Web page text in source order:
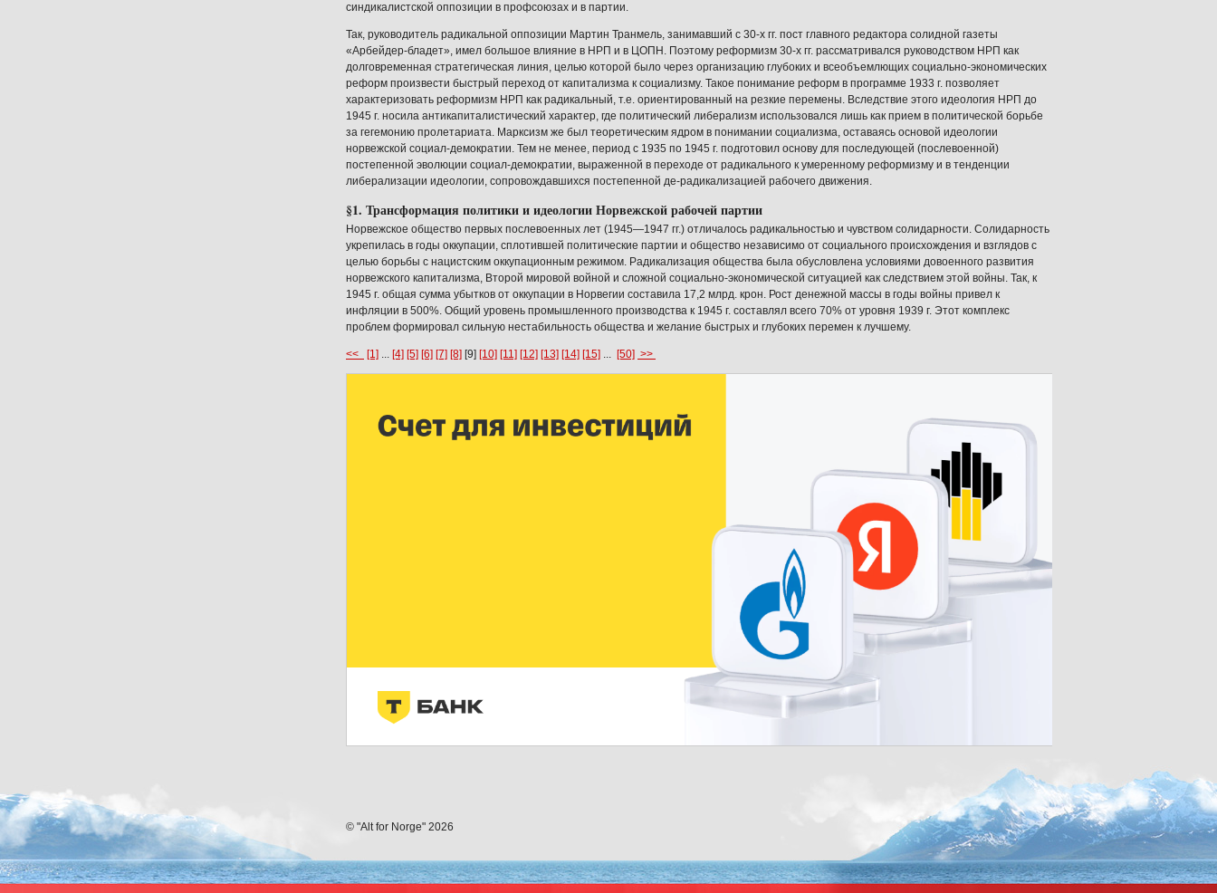
синдикалистской оппозиции в профсоюзах и в партии.
Так, руководитель радикальной оппозиции Мартин Транмель, занимавший с 30-х гг. пост главного редактора солидной газеты
«Арбейдер-бладет», имел большое влияние в НРП и в ЦОПН. Поэтому реформизм 30-х гг. рассматривался руководством НРП как
долговременная стратегическая линия, целью которой было через организацию глубоких и всеобъемлющих социально-экономических
реформ произвести быстрый переход от капитализма к социализму. Такое понимание реформ в программе 1933 г. позволяет
характеризовать реформизм НРП как радикальный, т.е. ориентированный на резкие перемены. Вследствие этого идеология НРП до
1945 г. носила антикапиталистический характер, где политический либерализм использовался лишь как прием в политической борьбе
за гегемонию пролетариата. Марксизм же был теоретическим ядром в понимании социализма, оставаясь основой идеологии
норвежской социал-демократии. Тем не менее, период с 1935 по 1945 г. подготовил основу для последующей (послевоенной)
постепенной эволюции социал-демократии, выраженной в переходе от радикального к умеренному реформизму и в тенденции
либерализации идеологии, сопровождавшихся постепенной де-радикализацией рабочего движения.
§1. Трансформация политики и идеологии Норвежской рабочей партии
Норвежское общество первых послевоенных лет (1945—1947 гг.) отличалось радикальностью и чувством солидарности. Солидарность
укрепилась в годы оккупации, сплотившей политические партии и общество независимо от социального происхождения и взглядов с
целью борьбы с нацистским оккупационным режимом. Радикализация общества была обусловлена условиями довоенного развития
норвежского капитализма, Второй мировой войной и сложной социально-экономической ситуацией как следствием этой войны. Так, к
1945 г. общая сумма убытков от оккупации в Норвегии составила 17,2 млрд. крон. Рост денежной массы в годы войны привел к
инфляции в 500%. Общий уровень промышленного производства к 1945 г. составлял всего 70% от уровня 1939 г. Этот комплекс
проблем формировал сильную нестабильность общества и желание быстрых и глубоких перемен к лучшему.
<< [1] ... [4] [5] [6] [7] [8] [9] [10] [11] [12] [13] [14] [15] ... [50] >>
© "Alt for Norge" 2026